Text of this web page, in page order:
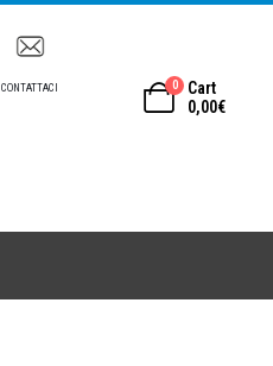
CONTATTACI 0
Cart
0,00€